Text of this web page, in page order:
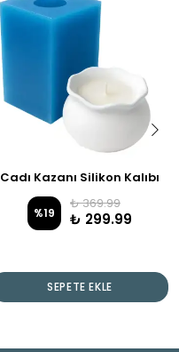
Cadı Kazanı Silikon Kalıbı
%19
₺ 369.99
₺ 299.99
SEPETE EKLE